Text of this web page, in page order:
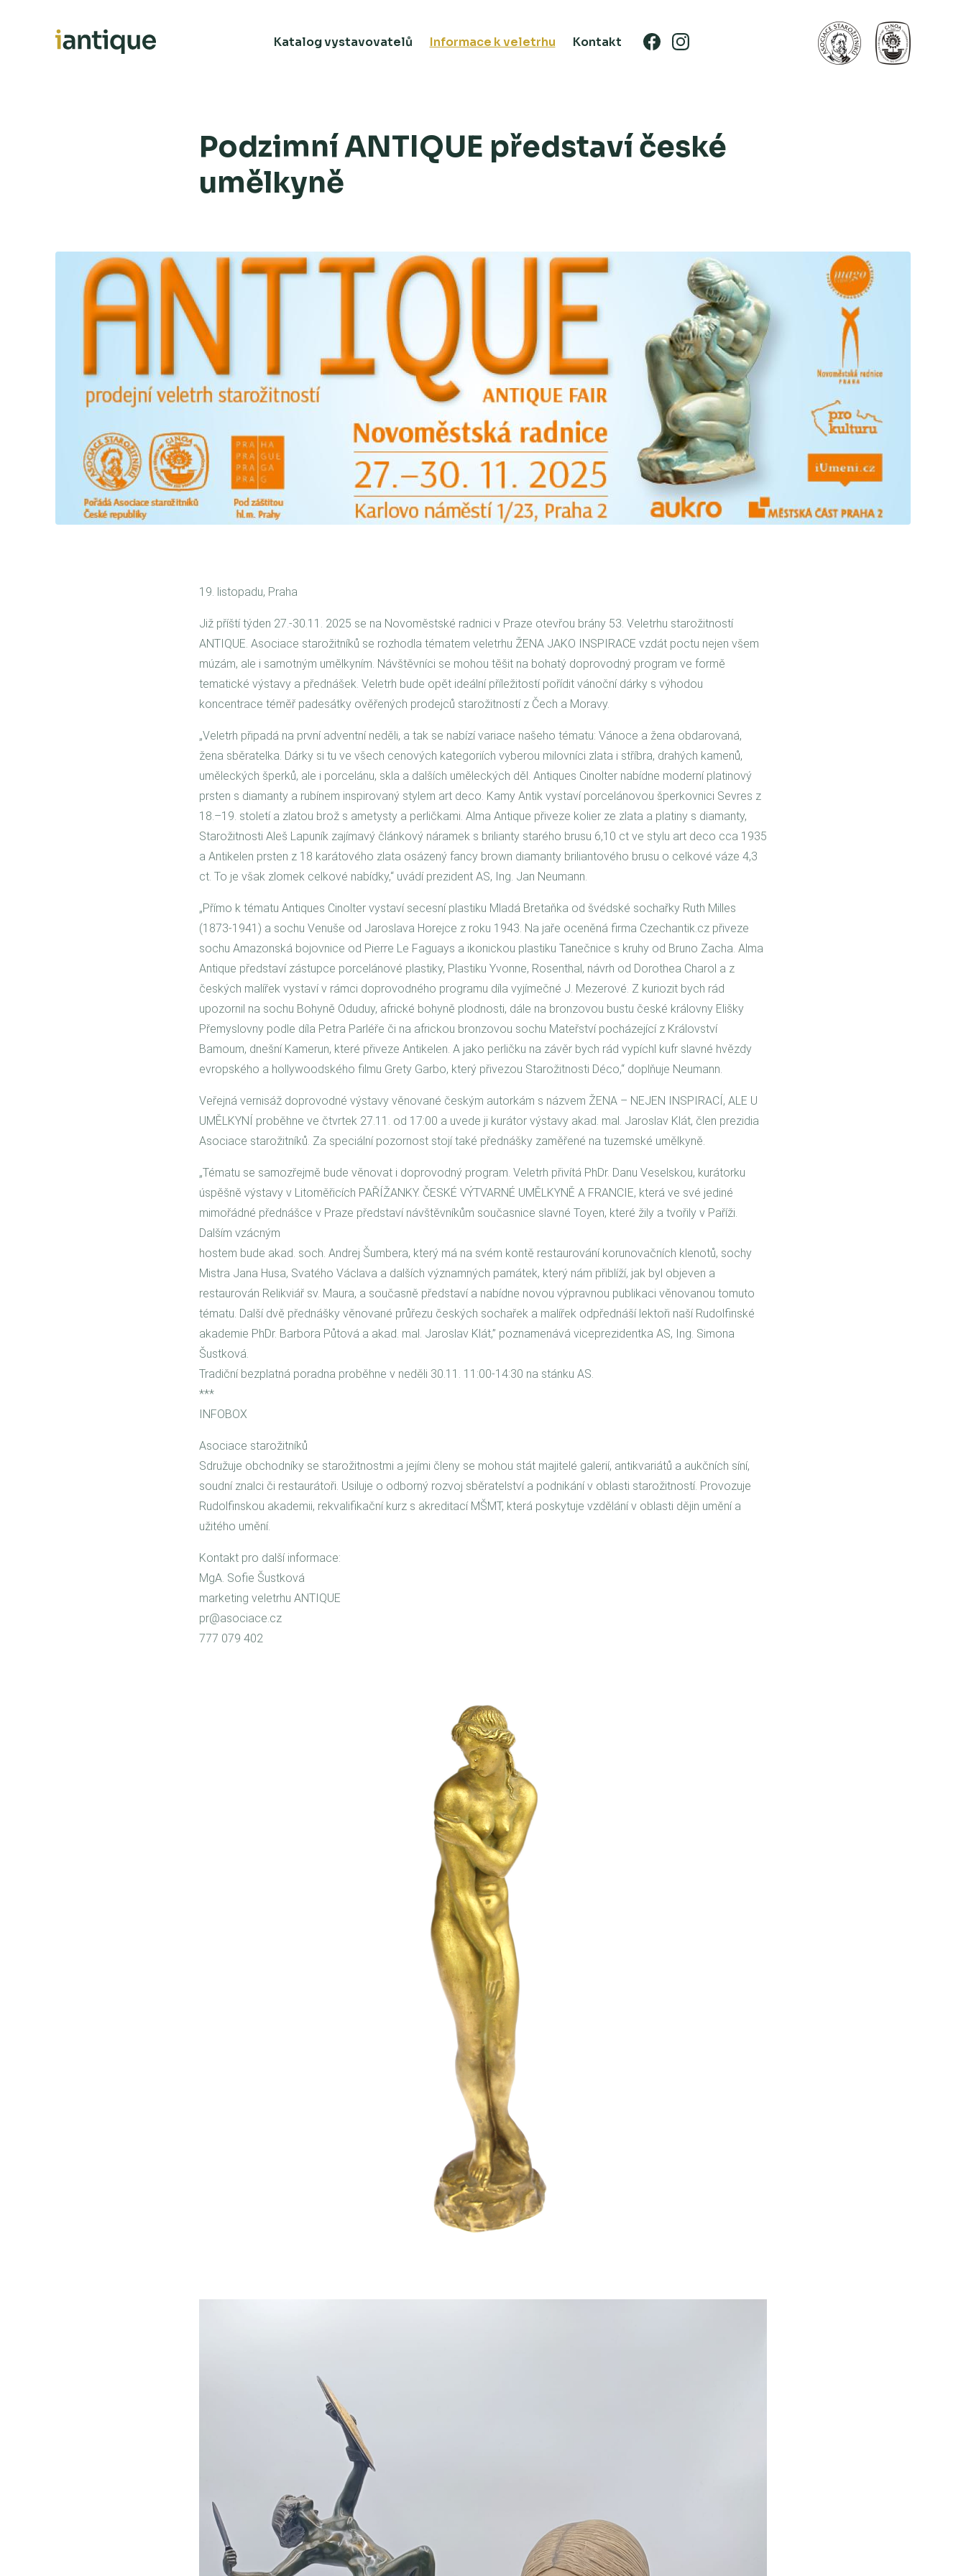
Katalog vystavovatelů Informace k veletrhu Kontakt
Podzimní ANTIQUE představí české
umělkyně
19. listopadu, Praha
Již příští týden 27.-30.11. 2025 se na Novoměstské radnici v Praze otevřou brány 53. Veletrhu starožitností
ANTIQUE. Asociace starožitníků se rozhodla tématem veletrhu ŽENA JAKO INSPIRACE vzdát poctu nejen všem
múzám, ale i samotným umělkyním. Návštěvníci se mohou těšit na bohatý doprovodný program ve formě
tematické výstavy a přednášek. Veletrh bude opět ideální příležitostí pořídit vánoční dárky s výhodou
koncentrace téměř padesátky ověřených prodejců starožitností z Čech a Moravy.
„Veletrh připadá na první adventní neděli, a tak se nabízí variace našeho tématu: Vánoce a žena obdarovaná,
žena sběratelka. Dárky si tu ve všech cenových kategoriích vyberou milovníci zlata i stříbra, drahých kamenů,
uměleckých šperků, ale i porcelánu, skla a dalších uměleckých děl. Antiques Cinolter nabídne moderní platinový
prsten s diamanty a rubínem inspirovaný stylem art deco. Kamy Antik vystaví porcelánovou šperkovnici Sevres z
18.–19. století a zlatou brož s ametysty a perličkami. Alma Antique přiveze kolier ze zlata a platiny s diamanty,
Starožitnosti Aleš Lapuník zajímavý článkový náramek s brilianty starého brusu 6,10 ct ve stylu art deco cca 1935
a Antikelen prsten z 18 karátového zlata osázený fancy brown diamanty briliantového brusu o celkové váze 4,3
ct. To je však zlomek celkové nabídky,“ uvádí prezident AS, Ing. Jan Neumann.
„Přímo k tématu Antiques Cinolter vystaví secesní plastiku Mladá Bretaňka od švédské sochařky Ruth Milles
(1873-1941) a sochu Venuše od Jaroslava Horejce z roku 1943. Na jaře oceněná firma Czechantik.cz přiveze
sochu Amazonská bojovnice od Pierre Le Faguays a ikonickou plastiku Tanečnice s kruhy od Bruno Zacha. Alma
Antique představí zástupce porcelánové plastiky, Plastiku Yvonne, Rosenthal, návrh od Dorothea Charol a z
českých malířek vystaví v rámci doprovodného programu díla vyjímečné J. Mezerové. Z kuriozit bych rád
upozornil na sochu Bohyně Oduduy, africké bohyně plodnosti, dále na bronzovou bustu české královny Elišky
Přemyslovny podle díla Petra Parléře či na africkou bronzovou sochu Mateřství pocházející z Království
Bamoum, dnešní Kamerun, které přiveze Antikelen. A jako perličku na závěr bych rád vypíchl kufr slavné hvězdy
evropského a hollywoodského filmu Grety Garbo, který přivezou Starožitnosti Déco,“ doplňuje Neumann.
Veřejná vernisáž doprovodné výstavy věnované českým autorkám s názvem ŽENA – NEJEN INSPIRACÍ, ALE U
UMĚLKYNÍ proběhne ve čtvrtek 27.11. od 17:00 a uvede ji kurátor výstavy akad. mal. Jaroslav Klát, člen prezidia
Asociace starožitníků. Za speciální pozornost stojí také přednášky zaměřené na tuzemské umělkyně.
„Tématu se samozřejmě bude věnovat i doprovodný program. Veletrh přivítá PhDr. Danu Veselskou, kurátorku
úspěšně výstavy v Litoměřicích PAŘÍŽANKY. ČESKÉ VÝTVARNÉ UMĚLKYNĚ A FRANCIE, která ve své jediné
mimořádné přednášce v Praze představí návštěvníkům současnice slavné Toyen, které žily a tvořily v Paříži.
Dalším vzácným
hostem bude akad. soch. Andrej Šumbera, který má na svém kontě restaurování korunovačních klenotů, sochy
Mistra Jana Husa, Svatého Václava a dalších významných památek, který nám přiblíží, jak byl objeven a
restaurován Relikviář sv. Maura, a současně představí a nabídne novou výpravnou publikaci věnovanou tomuto
tématu. Další dvě přednášky věnované průřezu českých sochařek a malířek odpřednáší lektoři naší Rudolfinské
akademie PhDr. Barbora Půtová a akad. mal. Jaroslav Klát,” poznamenává viceprezidentka AS, Ing. Simona
Šustková.
Tradiční bezplatná poradna proběhne v neděli 30.11. 11:00-14:30 na stánku AS.
***
INFOBOX
Asociace starožitníků
Sdružuje obchodníky se starožitnostmi a jejími členy se mohou stát majitelé galerií, antikvariátů a aukčních síní,
soudní znalci či restaurátoři. Usiluje o odborný rozvoj sběratelství a podnikání v oblasti starožitností. Provozuje
Rudolfinskou akademii, rekvalifikační kurz s akreditací MŠMT, která poskytuje vzdělání v oblasti dějin umění a
užitého umění.
Kontakt pro další informace:
MgA. Sofie Šustková
marketing veletrhu ANTIQUE
pr@asociace.cz
777 079 402